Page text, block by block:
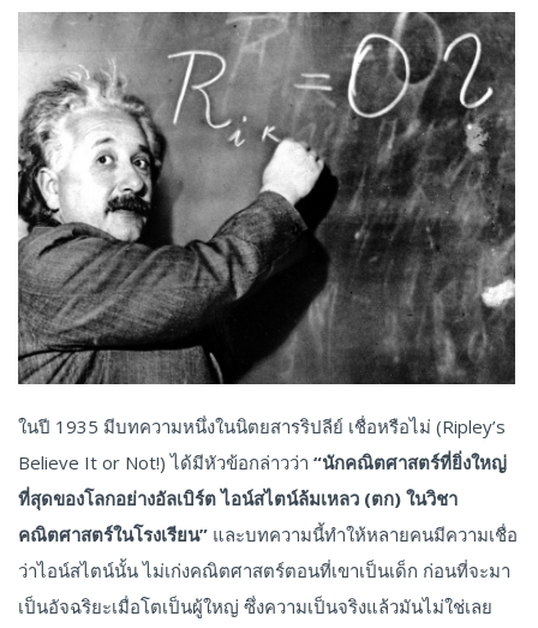
ในปี 1935 มีบทความหนึ่งในนิตยสารริปลีย์ เชื่อหรือไม่ (Ripley’s
Believe It or Not!) ได้มีหัวข้อกล่าวว่า “นักคณิตศาสตร์ที่ยิ่งใหญ่
ที่สุดของโลกอย่างอัลเบิร์ต ไอน์สไตน์ล้มเหลว (ตก) ในวิชา
คณิตศาสตร์ในโรงเรียน” และบทความนี้ทำให้หลายคนมีความเชื่อ
ว่าไอน์สไตน์นั้น ไม่เก่งคณิตศาสตร์ตอนที่เขาเป็นเด็ก ก่อนที่จะมา
เป็นอัจฉริยะเมื่อโตเป็นผู้ใหญ่ ซึ่งความเป็นจริงแล้วมันไม่ใช่เลย